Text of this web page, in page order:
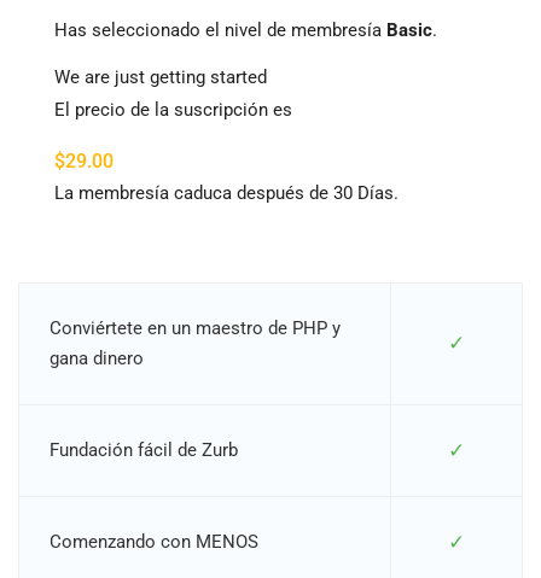
Has seleccionado el nivel de membresía Basic.
We are just getting started
El precio de la suscripción es
$29.00
La membresía caduca después de 30 Días.
Conviértete en un maestro de PHP y
gana dinero
✓
Fundación fácil de Zurb ✓
Comenzando con MENOS ✓